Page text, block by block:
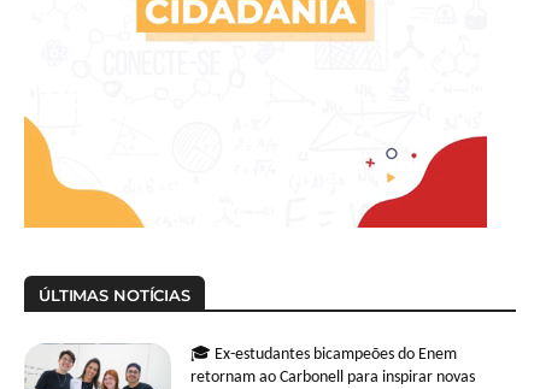
ÚLTIMAS NOTÍCIAS
🎓 Ex-estudantes bicampeões do Enem
retornam ao Carbonell para inspirar novas